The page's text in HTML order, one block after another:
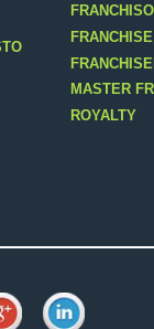
FRANCHISE
MASTER
ROYALTY